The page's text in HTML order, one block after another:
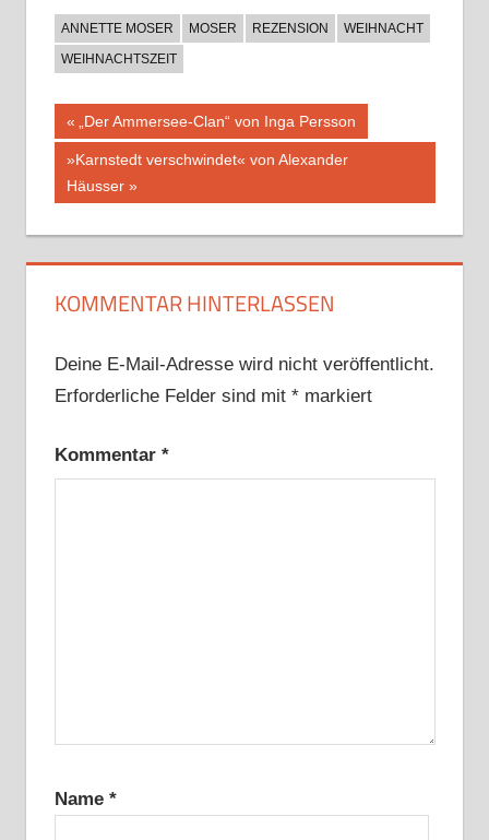
ANNETTE MOSER MOSER REZENSION
WEIHNACHT
WEIHNACHTSZEIT
Beitragsnavigation
Vorheriger
Beitrag:
„Der Ammersee-Clan“ von Inga Persson
Nächster
Beitrag:
»Karnstedt verschwindet« von Alexander
Häusser
KOMMENTAR HINTERLASSEN
Deine E-Mail-Adresse wird nicht veröffentlicht.
Erforderliche Felder sind mit *markiert
Kommentar *
Name *